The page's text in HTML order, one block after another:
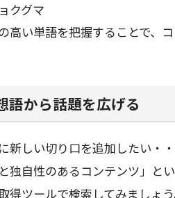
クグマ
高い単語を把握することで、
語から話題を広げる
新しい切り口を追加したい・・
と独自性のあるコンテンツ」と
得ツールで検索してみましょう